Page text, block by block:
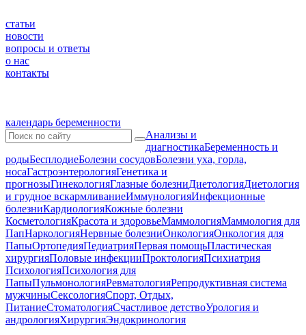
статьи
новости
вопросы и ответы
о нас
контакты
календарь беременности
Анализы и
диагностикаБеременность и
родыБесплодиеБолезни сосудовБолезни уха, горла,
носаГастроэнтерологияГенетика и
прогнозыГинекологияГлазные болезниДиетологияДиетология
и грудное вскармливаниеИммунологияИнфекционные
болезниКардиологияКожные болезни
КосметологияКрасота и здоровьеМаммологияМаммология для
ПапНаркологияНервные болезниОнкологияОнкология для
ПапыОртопедияПедиатрияПервая помощьПластическая
хирургияПоловые инфекцииПроктологияПсихиатрия
ПсихологияПсихология для
ПапыПульмонологияРевматологияРепродуктивная система
мужчиныСексологияСпорт, Отдых,
ПитаниеСтоматологияСчастливое детствоУрология и
андрологияХирургияЭндокринология